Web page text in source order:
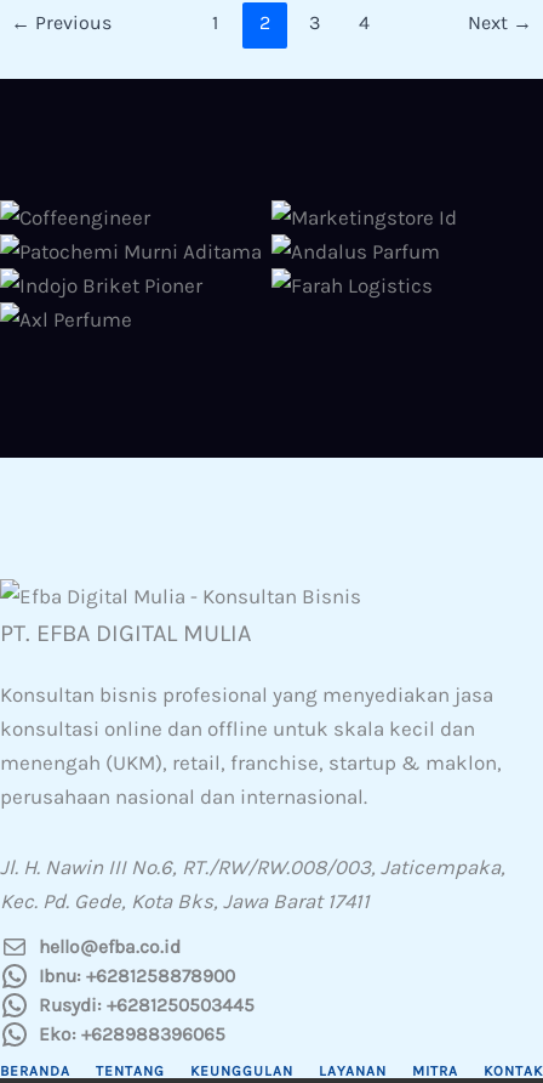
← Previous 1 2 3 4 Next →
PT. EFBA DIGITAL MULIA
Konsultan bisnis profesional yang menyediakan jasa
konsultasi online dan offline untuk skala kecil dan
menengah (UKM), retail, franchise, startup & maklon,
perusahaan nasional dan internasional.
Jl. H. Nawin III No.6, RT./RW/RW.008/003, Jaticempaka,
Kec. Pd. Gede, Kota Bks, Jawa Barat 17411
hello@efba.co.id
Ibnu: +6281258878900
Rusydi: +6281250503445
Eko: +628988396065
BERANDA TENTANG KEUNGGULAN LAYANAN MITRA KONTAK